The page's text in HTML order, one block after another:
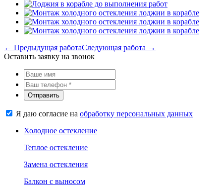
← Предыдущая работаСледующая работа →
Оставить заявку на звонок
Отправить
Я даю согласие на обработку персональных данных
Холодное остекление
Теплое остекление
Замена остекления
Балкон с выносом